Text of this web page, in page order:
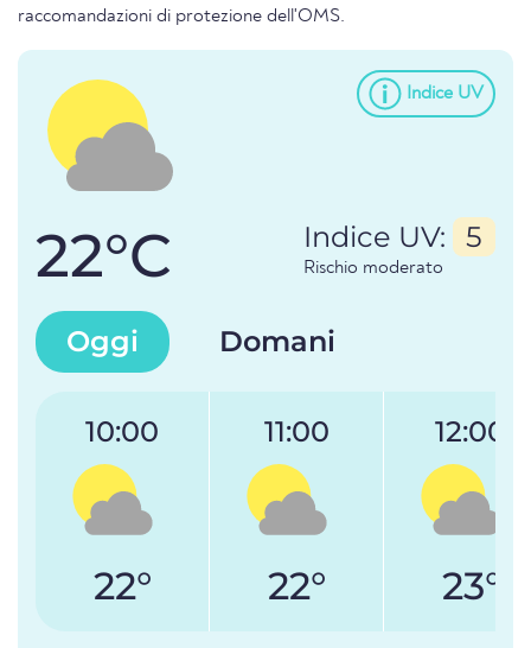
raccomandazioni di protezione dell'OMS.
Indice UV
22°C Indice UV: 5
Rischio moderato
Oggi Domani
10:00
22°
11:00
22°
12:00
23°